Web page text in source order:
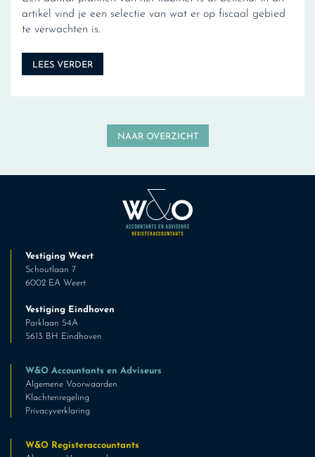
artikel vind je een selectie van wat er op fiscaal gebied
te verwachten is.
LEES VERDER
NAAR OVERZICHT
Vestiging Weert
Schoutlaan 7
6002 EA Weert
Vestiging Eindhoven
Parklaan 54A
5613 BH Eindhoven
W&O Accountants en Adviseurs
Algemene Voorwaarden
Klachtenregeling
Privacyverklaring
W&O Registeraccountants